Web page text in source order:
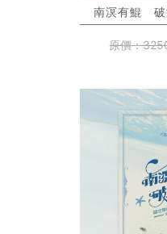
南溟有鯤 破
原價：